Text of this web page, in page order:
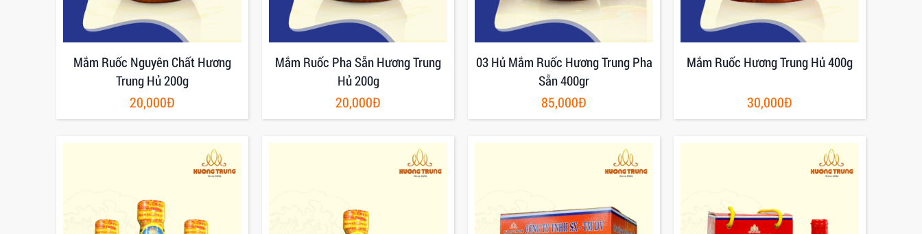
Mắm Ruốc Nguyên Chất Hương
Trung Hủ 200g
20,000Đ
Mắm Ruốc Pha Sẵn Hương Trung
Hủ 200g
20,000Đ
03 Hủ Mắm Ruốc Hương Trung Pha
Sẵn 400gr
85,000Đ
Mắm Ruốc Hương Trung Hủ 400g
30,000Đ